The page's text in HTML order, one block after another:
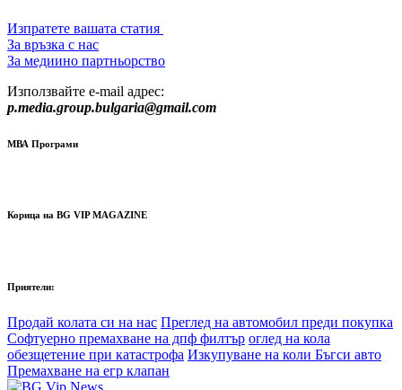
Изпратете вашата статия
За връзка с нас
За медиино партньорство
Използвайте e-mail адрес:
p.media.group.bulgaria@gmail.com
МВА Програми
Корица на BG VIP MAGAZINE
Приятели:
Продай колата си на нас Преглед на автомобил преди покупка
Софтуерно премахване на дпф филтър оглед на кола
обезщетение при катастрофа Изкупуване на коли Бъгси авто
Премахване на егр клапан